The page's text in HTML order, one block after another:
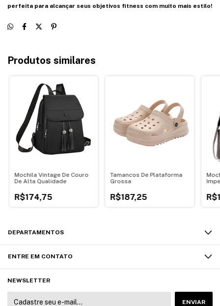
perfeita para alcançar seus objetivos fitness com muito mais estilo!
Produtos similares
Mochila Vintage De Couro
De Alta Qualidade
R$174,75
Tamancos De Plataforma
Grossa
R$187,25
DEPARTAMENTOS
ENTRE EM CONTATO
NEWSLETTER